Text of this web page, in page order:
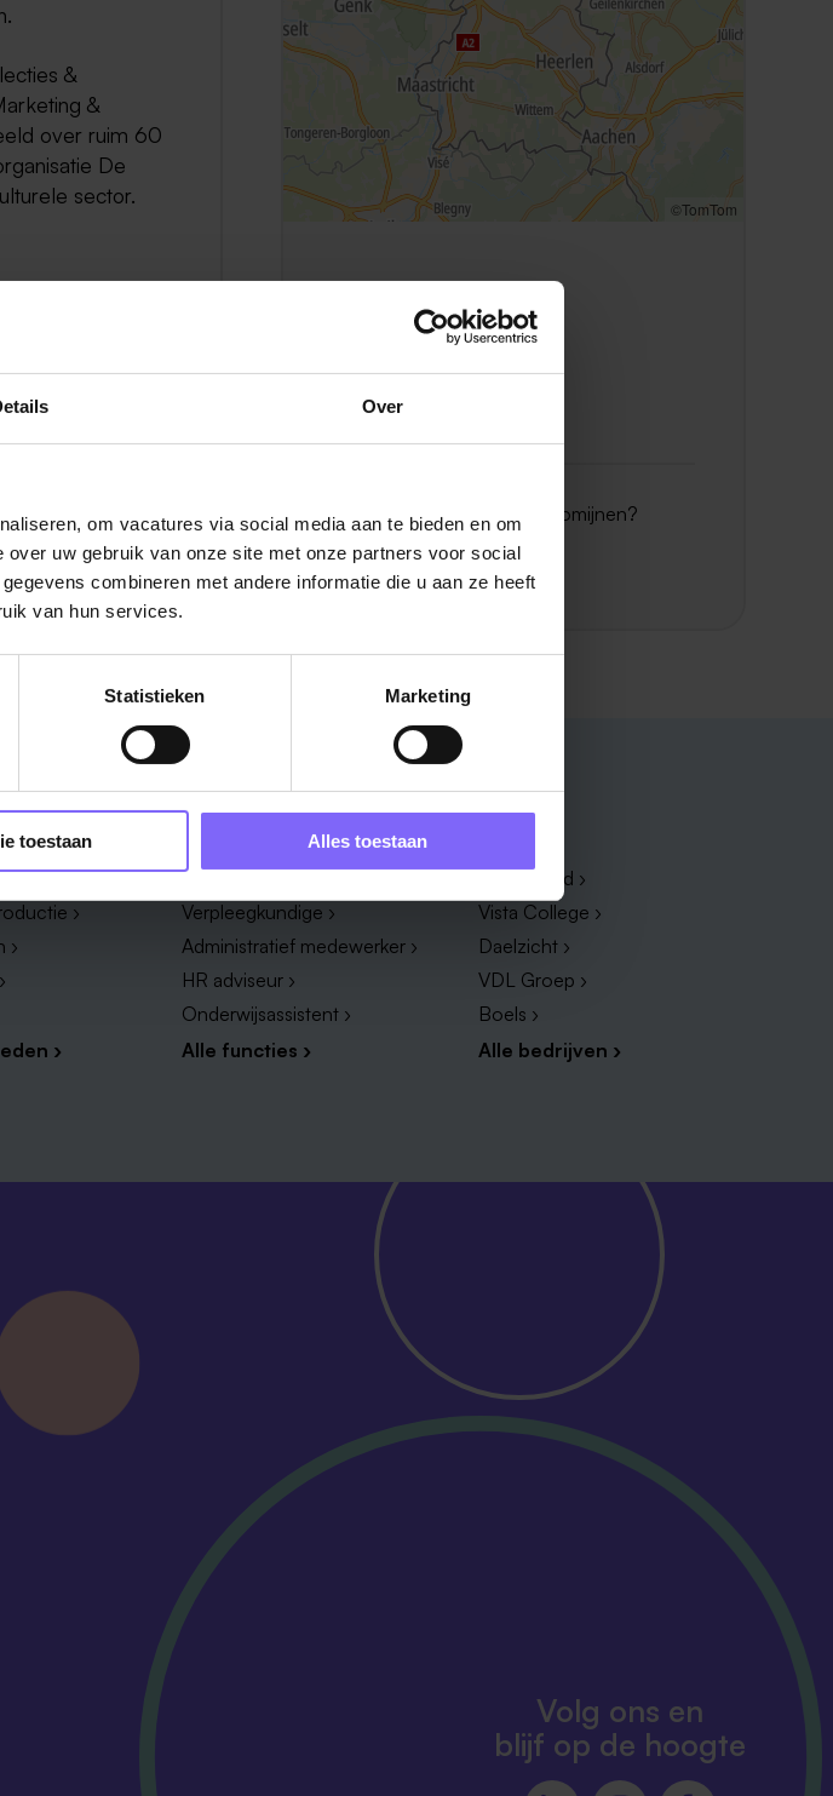
Over
om vacatures via social media aan te bieden en om
uw gebruik van onze site met onze partners voor social
combineren met andere informatie die u aan ze heeft
van hun services.
Statistieken Marketing
toestaan Alles toestaan
&
&
over ruim 60
De
sector.
©TomTom
Locatie Sittard
Locatie Sittard
Ligne 1
Toon alle 3 locaties
Meer informatie over De Domijnen?
Bezoek de website
›
›
›
Productiemedewerker ›
Verpleegkundige ›
Administratief medewerker ›
HR adviseur ›
Onderwijsassistent ›
Alle functies ›
Zuyderland ›
Vista College ›
Daelzicht ›
VDL Groep ›
Boels ›
Alle bedrijven ›
Volg ons en
blijf op de hoogte